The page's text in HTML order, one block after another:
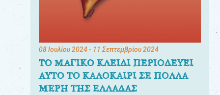
08 Ιουλίου 2024- 11 Σεπτεμβρίου 2024
ΤΟ ΜΑΓΙΚΟ ΚΛΕΙΔΙ ΠΕΡΙΟΔΕΥΕΙ
ΑΥΤΟ ΤΟ ΚΑΛΟΚΑΙΡΙ ΣΕ ΠΟΛΛΑ
ΜΕΡΗ ΤΗΣ ΕΛΛΑΔΑΣ